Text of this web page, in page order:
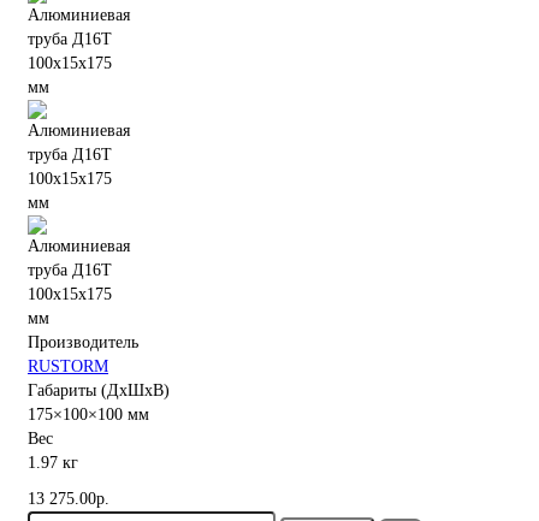
Производитель
RUSTORM
Габариты (ДхШхВ)
175×100×100 мм
Вес
1.97 кг
13 275.00р.